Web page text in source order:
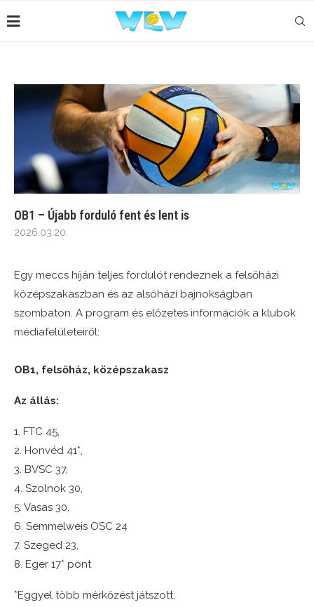
OB1 – Újabb forduló fent és lent is
2026.03.20.
Egy meccs híján teljes fordulót rendeznek a felsőházi
középszakaszban és az alsóházi bajnokságban
szombaton. A program és előzetes információk a klubok
médiafelületeiről:
OB1, felsőház, középszakasz
Az állás:
1. FTC 45,
2. Honvéd 41*,
3. BVSC 37,
4. Szolnok 30,
5. Vasas 30,
6. Semmelweis OSC 24
7. Szeged 23,
8. Eger 17* pont
*Eggyel több mérkőzést játszott.